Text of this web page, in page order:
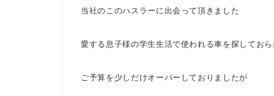
当社のこのハスラーに出会って頂きました
愛する息子様の学生生活で使われる車を探しておら
ご予算を少しだけオーバーしておりましたが